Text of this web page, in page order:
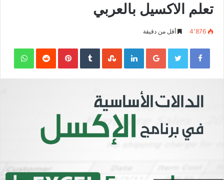
تعلم الاكسيل بالعربي
4٬876 أقل من دقيقة
Facebook
Twitter
Google+
LinkedIn
Pinterest